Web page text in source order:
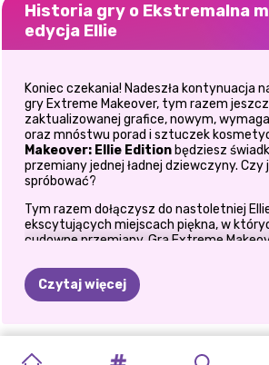
Historia gry o Ekstremalna
edycja Ellie
Koniec czekania! Nadeszła kontynuacja
gry Extreme Makeover, tym razem
zaktualizowanej grafice, nowym,
oraz mnóstwu porad i sztuczek
Makeover: Ellie Editionbędziesz
przemiany jednej ładnej dziewczyny.
spróbować?
Tym razem dołączysz do nastoletniej
ekscytujących miejscach piękna, w
cudowne przemiany. Gra Extreme
nasza ładna dziewczyna przemienia się w
elegancką młodą damę. Wszystko, co
nacisnąć przycisk odtwarzania i
ładnej dziewczyny zaczyna się od
Czytaj więcej
TRENDY
MAKIJAŻ ZALOTNY
KONKURS